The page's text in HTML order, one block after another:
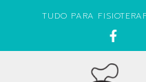
TUDO PARA